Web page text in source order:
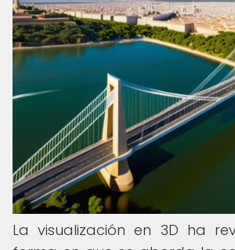
La visualización en 3D ha